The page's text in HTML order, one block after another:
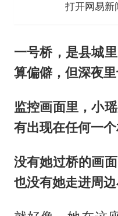
打开网易新
一号桥，是县城
算偏僻，但深夜里
监控画面里，小
有出现在任何一个
没有她过桥的画
也没有她走进周边